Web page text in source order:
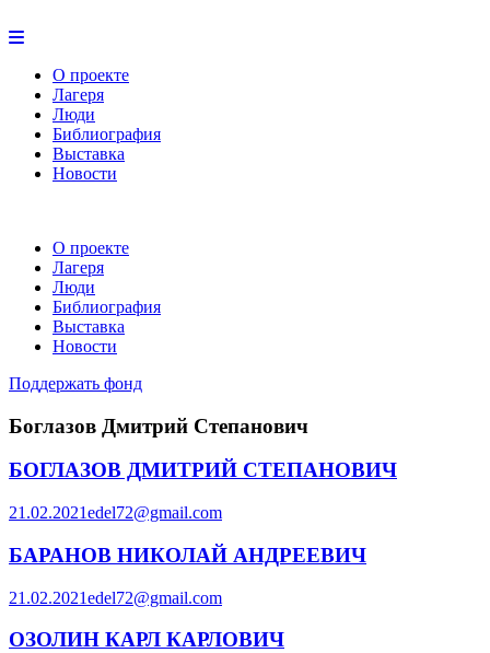
О проекте
Лагеря
Люди
Библиография
Выставка
Новости
О проекте
Лагеря
Люди
Библиография
Выставка
Новости
Поддержать фонд
Боглазов Дмитрий Степанович
БОГЛАЗОВ ДМИТРИЙ СТЕПАНОВИЧ
21.02.2021edel72@gmail.com
БАРАНОВ НИКОЛАЙ АНДРЕЕВИЧ
21.02.2021edel72@gmail.com
ОЗОЛИН КАРЛ КАРЛОВИЧ